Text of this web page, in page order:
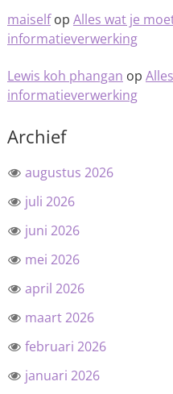
maiselfop Alles wat je
informatieverwerking
Lewis koh phangan op
informatieverwerking
Archief
augustus 2026
juli 2026
juni 2026
mei 2026
april 2026
maart 2026
februari 2026
januari 2026